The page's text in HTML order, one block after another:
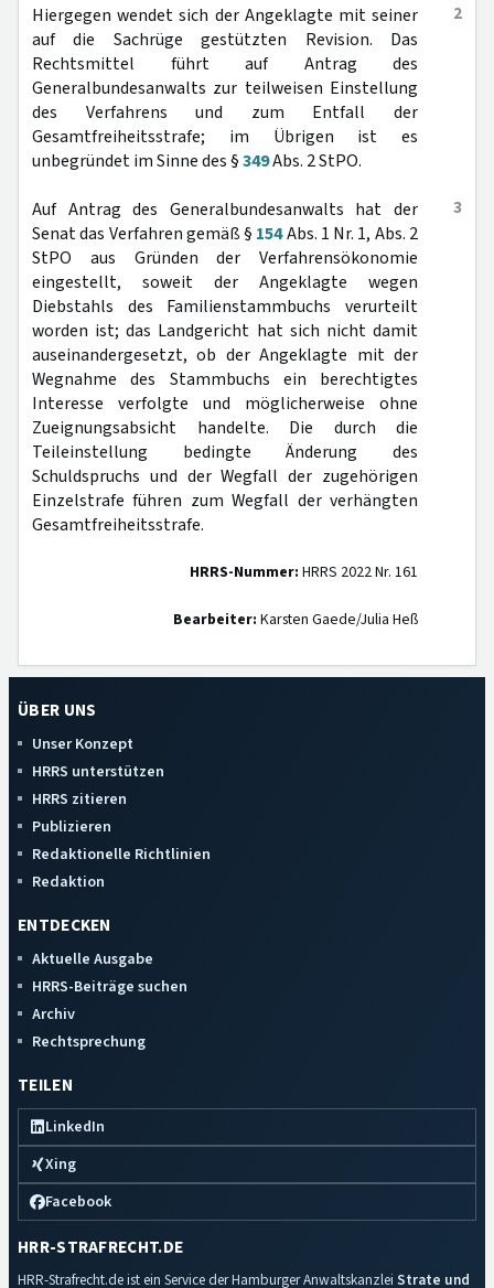
2
Hiergegen wendet sich der Angeklagte mit seiner
auf die Sachrüge gestützten Revision. Das
Rechtsmittel führt auf Antrag des
Generalbundesanwalts zur teilweisen Einstellung
des Verfahrens und zum Entfall der
Gesamtfreiheitsstrafe; im Übrigen ist es
unbegründet im Sinne des §349Abs. 2 StPO.
3
Auf Antrag des Generalbundesanwalts hat der
Senat das Verfahren gemäß § 154Abs. 1 Nr. 1, Abs. 2
StPO aus Gründen der Verfahrensökonomie
eingestellt, soweit der Angeklagte wegen
Diebstahls des Familienstammbuchs verurteilt
worden ist; das Landgericht hat sich nicht damit
auseinandergesetzt, ob der Angeklagte mit der
Wegnahme des Stammbuchs ein berechtigtes
Interesse verfolgte und möglicherweise ohne
Zueignungsabsicht handelte. Die durch die
Teileinstellung bedingte Änderung des
Schuldspruchs und der Wegfall der zugehörigen
Einzelstrafe führen zum Wegfall der verhängten
Gesamtfreiheitsstrafe.
HRRS-Nummer: HRRS 2022 Nr. 161
Bearbeiter: Karsten Gaede/Julia Heß
ÜBER UNS
Unser Konzept
HRRS unterstützen
HRRS zitieren
Publizieren
Redaktionelle Richtlinien
Redaktion
ENTDECKEN
Aktuelle Ausgabe
HRRS-Beiträge suchen
Archiv
Rechtsprechung
TEILEN
LinkedIn
Xing
Facebook
HRR-STRAFRECHT.DE
HRR-Strafrecht.de ist ein Service der Hamburger Anwaltskanzlei Strate und